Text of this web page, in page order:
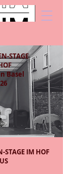
STAGE
Basel
STAGE IM HOF